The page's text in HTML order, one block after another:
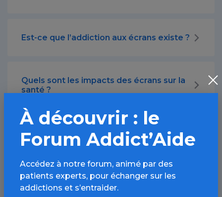
Est-ce que l’addiction aux écrans existe ?
Quels sont les impacts des écrans sur la
santé ?
Pourquoi les écrans captivent-ils autant ?
Mon enfant passe beaucoup de temps
sur les écrans, dois-je m’inquiéter ?
À découvrir : le
Forum Addict’Aide
Accédez à notre forum, animé par des
patients experts, pour échanger sur les
addictions et s’entraider.